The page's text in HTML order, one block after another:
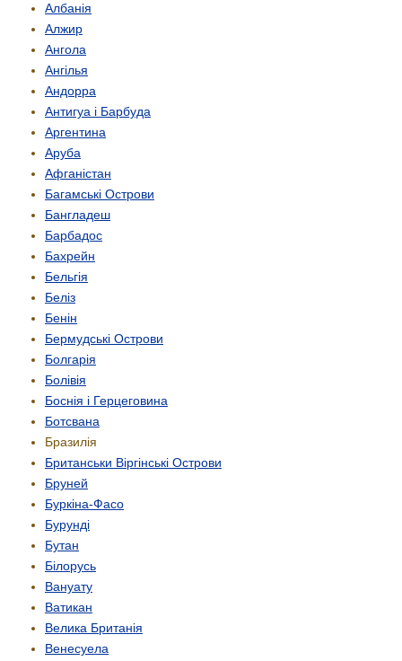
Албанія
Алжир
Ангола
Ангілья
Андорра
Антигуа і Барбуда
Аргентина
Аруба
Афганістан
Багамські Острови
Бангладеш
Барбадос
Бахрейн
Бельгія
Беліз
Бенін
Бермудські Острови
Болгарія
Болівія
Боснія і Герцеговина
Ботсвана
Бразилія
Британськи Віргінські Острови
Бруней
Буркіна-Фасо
Бурунді
Бутан
Білорусь
Вануату
Ватикан
Велика Британія
Венесуела